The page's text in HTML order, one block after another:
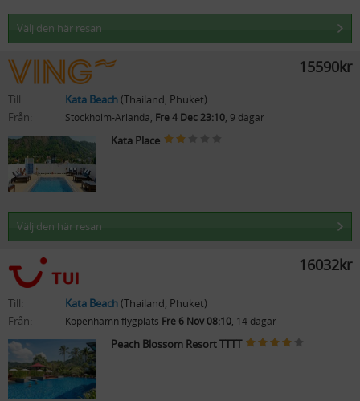
Välj den här resan
15590kr
Till: Kata Beach(Thailand, Phuket)
Från:
Stockholm-Arlanda, Fre 4 Dec 23:10, 9 dagar
Kata Place
Välj den här resan
16032kr
Till: Kata Beach(Thailand, Phuket)
Från:
Köpenhamn flygplats Fre 6 Nov 08:10, 14 dagar
Peach Blossom Resort TTTT